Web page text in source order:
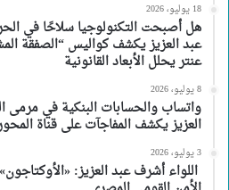
18 يوليو، 2026
هل أصبحت التكنولوجيا سلاحًا في
عبد العزيز يكشف كواليس “الصفقة
عنتر يحلل الأبعاد القانونية
8 يوليو، 2026
واتساب والحسابات البنكية في مرمى
العزيز يكشف المفاجآت على قناة
3 يوليو، 2026
اللواء أشرف عبد العزيز: